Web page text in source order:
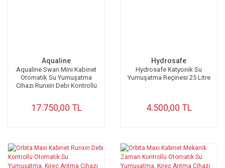
Aqualine
Aqualine Swan Mini Kabinet
Otomatik Su Yumuşatma
Cihazı Runxin Debi Kontrollü
17.750,00 TL
Hydrosafe
Hydrosafe Katyonik Su
Yumuşatma Reçinesi 25 Litre
4.500,00 TL